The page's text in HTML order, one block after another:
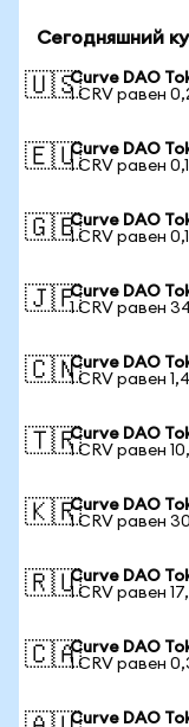
Сегодняшний
🇺🇸Curve DAO
1 CRV равен
🇪🇺Curve DAO
1 CRV равен
🇬🇧Curve DAO
1 CRV равен
🇯🇵Curve DAO
1 CRV равен
🇨🇳Curve DAO
1 CRV равен
🇹🇷Curve DAO
1 CRV равен
🇰🇷Curve DAO
1 CRV равен
🇷🇺Curve DAO
1 CRV равен
🇨🇦Curve DAO
1 CRV равен
Curve DAO